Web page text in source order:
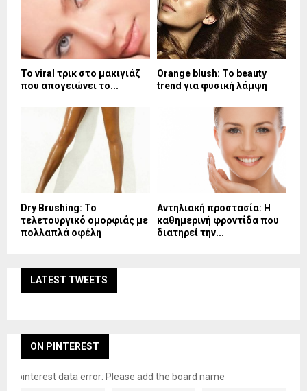
Το viral τρικ στο μακιγιάζ
που απογειώνει το...
Orange blush: Το beauty
trend για φυσική λάμψη
Dry Brushing: Το
τελετουργικό ομορφιάς με
πολλαπλά οφέλη
Αντηλιακή προστασία: Η
καθημερινή φροντίδα που
διατηρεί την...
LATEST TWEETS
ON PINTEREST
pinterest data error: Please add the board name